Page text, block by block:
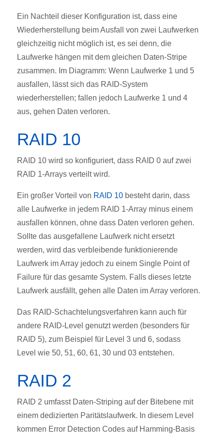
Ein Nachteil dieser Konfiguration ist, dass eine
Wiederherstellung beim Ausfall von zwei Laufwerken
gleichzeitig nicht möglich ist, es sei denn, die
Laufwerke hängen mit dem gleichen Daten-Stripe
zusammen. Im Diagramm: Wenn Laufwerke 1 und 5
ausfallen, lässt sich das RAID-System
wiederherstellen; fallen jedoch Laufwerke 1 und 4
aus, gehen Daten verloren.
RAID 10
RAID 10 wird so konfiguriert, dass RAID 0 auf zwei
RAID 1-Arrays verteilt wird.
Ein großer Vorteil von RAID 10 besteht darin, dass
alle Laufwerke in jedem RAID 1-Array minus einem
ausfallen können, ohne dass Daten verloren gehen.
Sollte das ausgefallene Laufwerk nicht ersetzt
werden, wird das verbleibende funktionierende
Laufwerk im Array jedoch zu einem Single Point of
Failure für das gesamte System. Falls dieses letzte
Laufwerk ausfällt, gehen alle Daten im Array verloren.
Das RAID-Schachtelungsverfahren kann auch für
andere RAID-Level genutzt werden (besonders für
RAID 5), zum Beispiel für Level 3 und 6, sodass
Level wie 50, 51, 60, 61, 30 und 03 entstehen.
RAID 2
RAID 2 umfasst Daten-Striping auf der Bitebene mit
einem dedizierten Paritätslaufwerk. In diesem Level
kommen Error Detection Codes auf Hamming-Basis